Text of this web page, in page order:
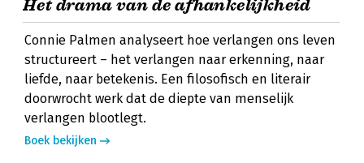
Het drama van de afhankelijkheid
Connie Palmen analyseert hoe verlangen ons leven
structureert – het verlangen naar erkenning, naar
liefde, naar betekenis. Een filosofisch en literair
doorwrocht werk dat de diepte van menselijk
verlangen blootlegt.
Boek bekijken